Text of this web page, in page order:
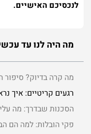
לנכסיכם האישיים.
מה היה לנו עד
מה קרה בדיוק?
רגעים קריטיים: איך
הסכנות שבדרך: מה
פקי הובלות: למה הם